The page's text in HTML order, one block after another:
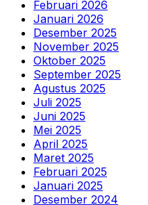
Februari 2026
Januari 2026
Desember 2025
November 2025
Oktober 2025
September 2025
Agustus 2025
Juli 2025
Juni 2025
Mei 2025
April 2025
Maret 2025
Februari 2025
Januari 2025
Desember 2024